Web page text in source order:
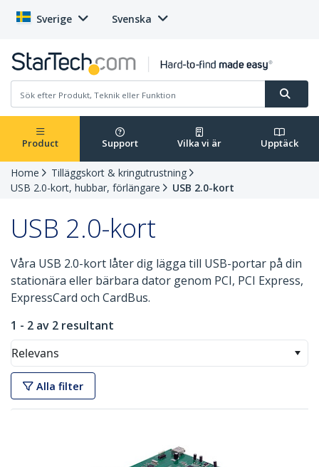
Sverige Svenska
Product Support Vilka vi är Upptäck
Home
Tilläggskort & kringutrustning
USB 2.0-kort, hubbar, förlängare
USB 2.0-kort
USB 2.0-kort
Våra USB 2.0-kort låter dig lägga till USB-portar på din
stationära eller bärbara dator genom PCI, PCI Express,
ExpressCard och CardBus.
1 - 2 av 2 resultant
Relevans
Alla filter